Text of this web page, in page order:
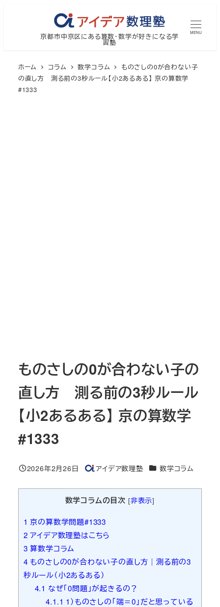
京都市中京区にある算数・数学が好きになる学
習塾
MENU
ホーム コラム 数学コラム
ものさしの0が合わない子
の直し方 測る前の3秒ルール【小2あるある】 京の算数学
#1333
ものさしの0が合わない子の
直し方 測る前の3秒ルール
【小2あるある】 京の算数学
#1333
投稿日
2026年2月26日
著
アイデア数理塾 カテゴリー
数学コラム
数学コラムの目次 [非表示]
1 京の算数学問題#1333
2 アイデア数理塾はこちら
3 算数学コラム
4 ものさしの0が合わない子の直し方｜測る前の3
秒ルール（小2あるある）
4.1 なぜ「0問題」が起きるの？
4.1.1 1）ものさしの「端＝0」だと思っている